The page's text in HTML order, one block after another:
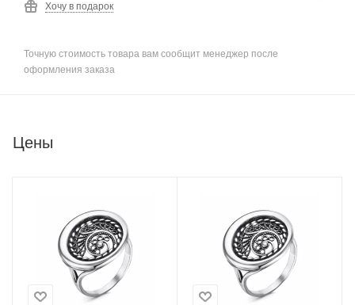
Хочу в подарок
Точную стоимость товара вам сообщит менеджер после
оформления заказа
Цены